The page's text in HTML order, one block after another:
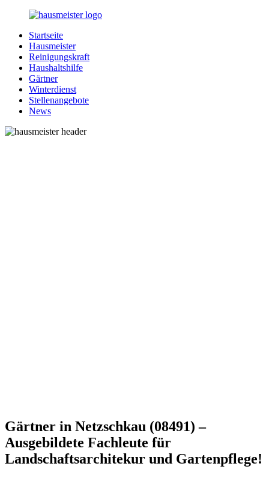
Zurück
Inhalt
Hausmeister.de
Alles
rund
Ihren
Haushalt
Startseite
Hausmeister
Reinigungskraft
Haushaltshilfe
Gärtner
Winterdienst
Stellenangebote
News
Gärtner in Netzschkau (08491) –
Ausgebildete Fachleute für
Landschaftsarchitekur und Gartenpflege!